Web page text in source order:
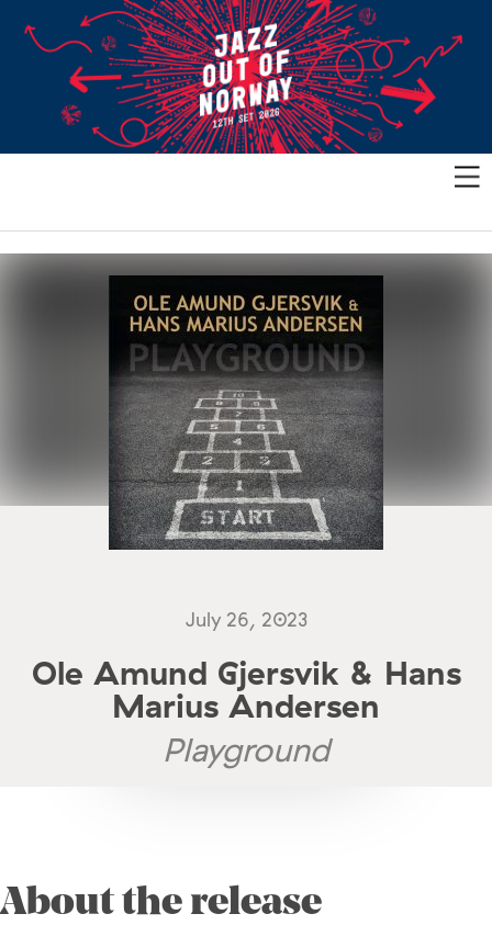
July 26, 2023
Ole Amund Gjersvik & Hans
Marius Andersen
Playground
About the release